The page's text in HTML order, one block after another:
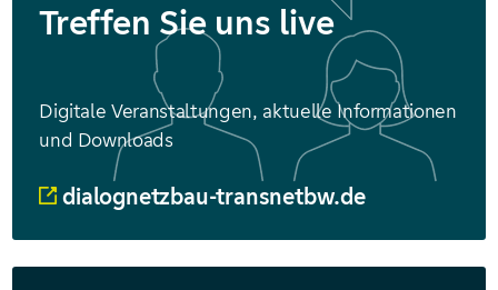
Treffen Sie uns live
Digitale Veranstaltungen, aktuelle Informationen
und Downloads
dialognetzbau-transnetbw.de